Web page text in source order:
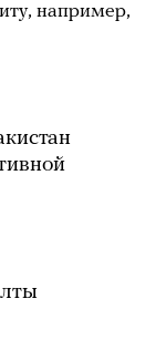
например,